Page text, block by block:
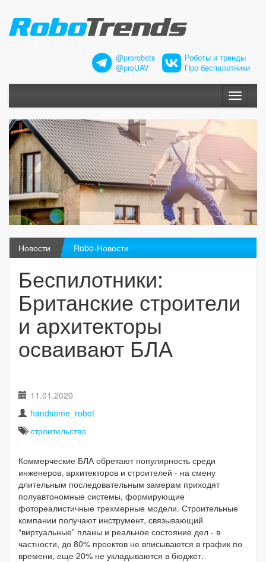
@prorobots
@proUAV
Роботы и тренды
Про беспилотники
Меню
Новости Robo-Новости
Беспилотники:
Британские строители
и архитекторы
осваивают БЛА
11.01.2020
handsome_robot
строительство
Коммерческие БЛА обретают популярность среди
инженеров, архитекторов и строителей - на смену
длительным последовательным замерам приходят
полуавтономные системы, формирующие
фотореалистичные трехмерные модели. Строительные
компании получают инструмент, связывающий
“виртуальные” планы и реальное состояние дел - в
частности, до 80% проектов не вписываются в график по
времени, еще 20% не укладываются в бюджет.